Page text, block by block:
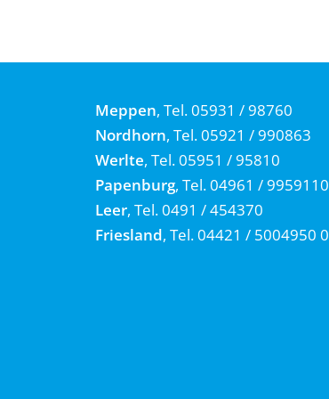
Meppen, Tel. 05931 / 98760
Nordhorn, Tel. 05921 / 990863
Werlte, Tel. 05951 / 95810
Papenburg, Tel. 04961 / 9959110
Leer, Tel. 0491 / 454370
Friesland, Tel. 04421 / 5004950 0